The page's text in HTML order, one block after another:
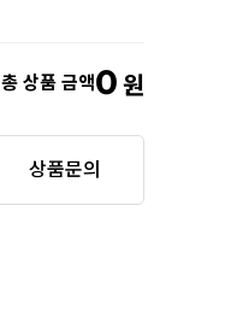
총 상품 금액0 원
상품문의